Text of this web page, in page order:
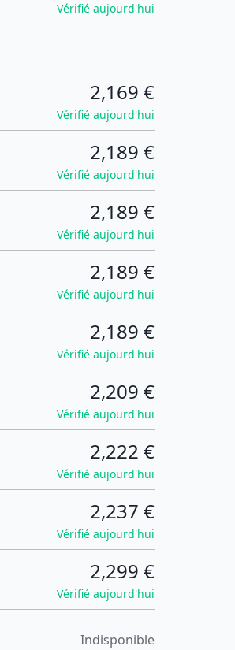
Vérifié aujourd'hui
2,169 €
Vérifié aujourd'hui
2,189 €
Vérifié aujourd'hui
2,189 €
Vérifié aujourd'hui
2,189 €
Vérifié aujourd'hui
2,189 €
Vérifié aujourd'hui
2,209 €
Vérifié aujourd'hui
2,222 €
Vérifié aujourd'hui
2,237 €
Vérifié aujourd'hui
2,299 €
Vérifié aujourd'hui
Indisponible